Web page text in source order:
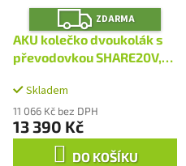
Z
D
A
R
M
ZDARMA
AKU kolečko dvoukolák s
převodovkou SHARE20V,
baterie a nabíječky
Skladem
11 066 Kč bez DPH
13 390 Kč
DO KOŠÍKU